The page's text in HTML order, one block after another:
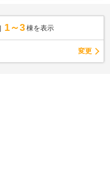
1～3 棟を表示
変更